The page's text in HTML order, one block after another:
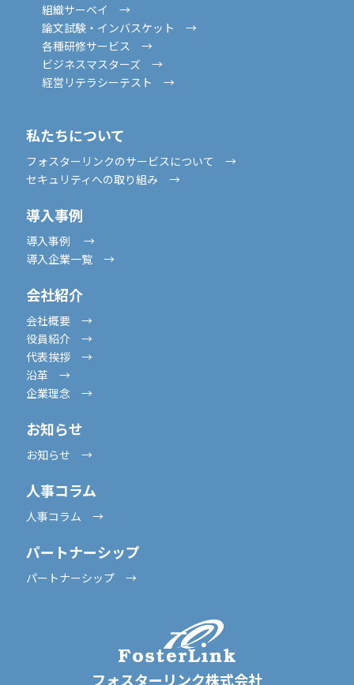
フォスターリンク株式会社
組織サーベイ →
論文試験・インバスケット →
各種研修サービス →
ビジネスマスターズ →
経営リテラシーテスト →
私たちについて
フォスターリンクのサービスについて →
セキュリティへの取り組み →
導入事例
導入事例 →
導入企業一覧 →
会社紹介
会社概要 →
役員紹介 →
代表挨拶 →
沿革 →
企業理念 →
お知らせ
お知らせ →
人事コラム
人事コラム →
パートナーシップ
パートナーシップ →